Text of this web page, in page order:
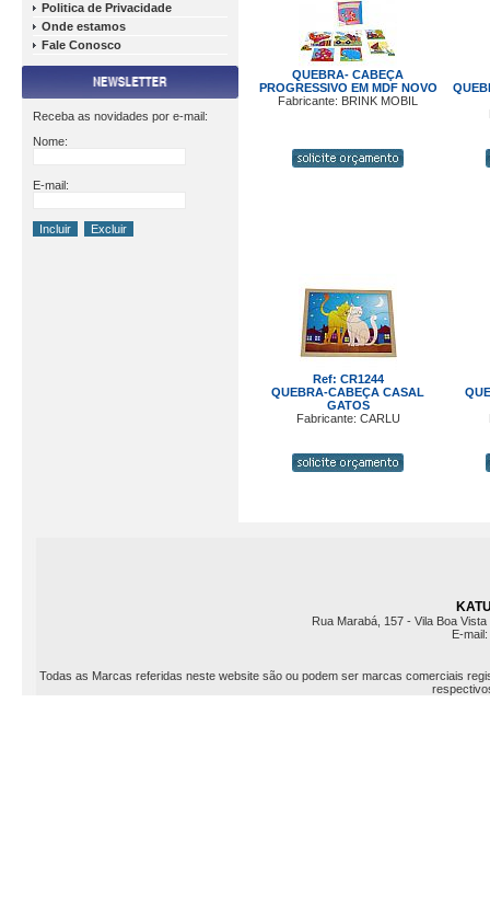
Politica de Privacidade
Onde estamos
Fale Conosco
Receba as novidades por e-mail:
Nome:
E-mail:
QUEBRA- CABEÇA
PROGRESSIVO EM MDF NOVO
Fabricante: BRINK MOBIL
Ref: CR1244
QUEBRA-CABEÇA CASAL
GATOS
Fabricante: CARLU
Rua Marabá, 157 - Vila Boa
E-mail:
Todas as Marcas referidas neste website são ou podem ser marcas comerciais